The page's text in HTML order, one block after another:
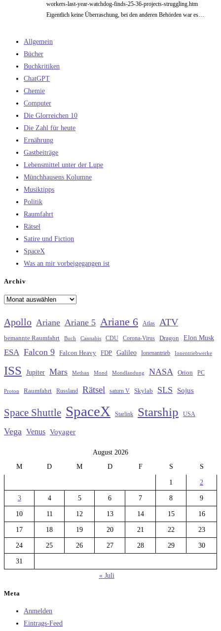
workers-last-year-watchdog-finds-25-36-projects-struggling.htm
Eigentlich keine Überraschung, bei den anderen Behörden war es…
Allgemein
Bücher
Buchkritiken
ChatGPT
Chemie
Computer
Die Glorreichen 10
Die Zahl für heute
Ernährung
Gastbeiträge
Lebensmittel unter der Lupe
Münchhausens Kolumne
Musiktipps
Politik
Raumfahrt
Rätsel
Satire und Fiction
SpaceX
Was an mir vorbeigegangen ist
Archiv
Archiv
Apollo Ariane Ariane 5 Ariane 6 Atlas ATV
bemannte Raumfahrt Buch Cannabis CDU Corona-Virus Dragon Elon Musk
ESA Falcon 9 Falcon Heavy FDP Galileo Ionenantrieb Ionentriebwerke
ISS Jupiter Mars Methan Mond Mondlandung NASA Orion PC
Proton Raumfahrt Russland Rätsel saturn V Skylab SLS Sojus
Space Shuttle SpaceX Starlink Starship USA
Vega Venus Voyager
August 2026
M
D M D F S S
1 2
3 4 5 6 7 8 9
10 11 12 13 14 15 16
17 18 19 20 21 22 23
24 25 26 27 28 29 30
31
« Juli
Meta
Anmelden
Eintrags-Feed